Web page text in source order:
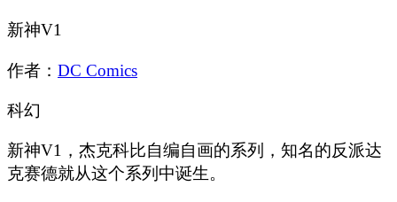
新神V1
作者： DC Comics
科幻
新神V1，杰克科比自编自画的系列，知名的反派达
克赛德就从这个系列中诞生。